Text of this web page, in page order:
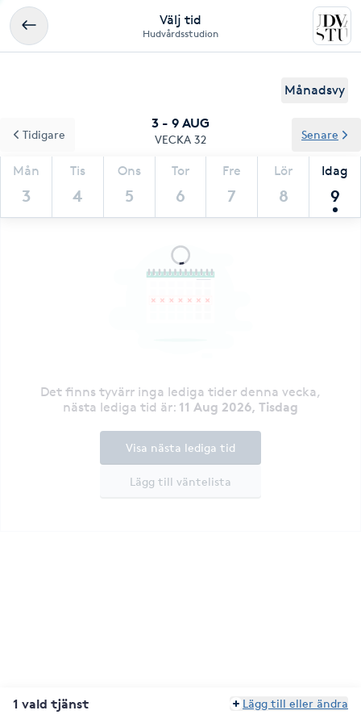
Välj tid
Hudvårdsstudion
Månadsvy
3 - 9 AUG
VECKA 32
Mån
3
Tis
4
Ons
5
Tor
6
Fre
7
Lör
8
Idag
9
Tidigare Senare
Det finns tyvärr inga lediga tider denna vecka,
nästa lediga tid är: 11 Aug 2026, Tisdag
Lägg till väntelista
Visa nästa lediga tid
1 vald tjänst Lägg till eller ändra